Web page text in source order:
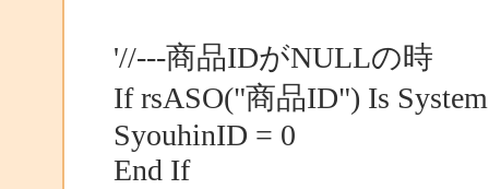
'//---商品IDがNULLの時
If rsASO("商品ID") Is
SyouhinID = 0
End If